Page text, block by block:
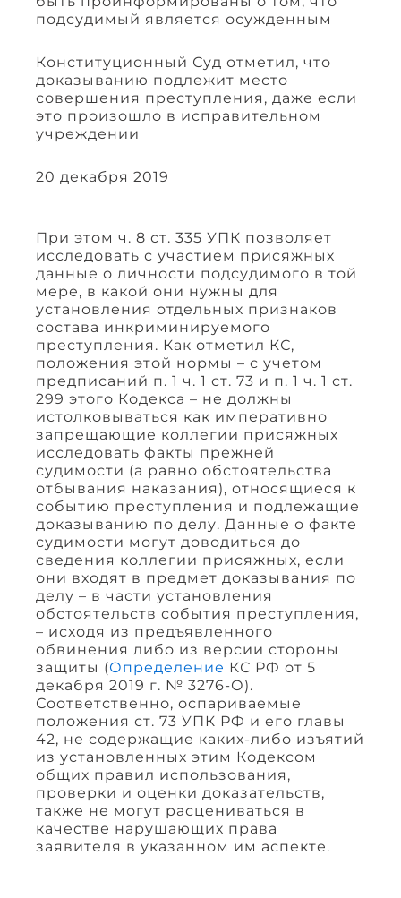
подсудимый является осужденным
Конституционный Суд отметил, что
доказыванию подлежит место
совершения преступления, даже если
это произошло в исправительном
учреждении
20 декабря 2019
При этом ч. 8 ст. 335 УПК позволяет
исследовать с участием присяжных
данные о личности подсудимого в той
мере, в какой они нужны для
установления отдельных признаков
состава инкриминируемого
преступления. Как отметил КС,
положения этой нормы – с учетом
предписаний п. 1 ч. 1 ст. 73 и п. 1 ч. 1 ст.
299 этого Кодекса – не должны
истолковываться как императивно
запрещающие коллегии присяжных
исследовать факты прежней
судимости (а равно обстоятельства
отбывания наказания), относящиеся к
событию преступления и подлежащие
доказыванию по делу. Данные о факте
судимости могут доводиться до
сведения коллегии присяжных, если
они входят в предмет доказывания по
делу – в части установления
обстоятельств события преступления,
– исходя из предъявленного
обвинения либо из версии стороны
защиты (Определение КС РФ от 5
декабря 2019 г. № 3276-О).
Соответственно, оспариваемые
положения ст. 73 УПК РФ и его главы
42, не содержащие каких-либо изъятий
из установленных этим Кодексом
общих правил использования,
проверки и оценки доказательств,
также не могут расцениваться в
качестве нарушающих права
заявителя в указанном им аспекте.